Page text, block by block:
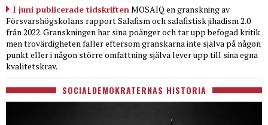
I juni publicerade tidskriften MOSAIQ en granskning av
Försvarshögskolans rapport Salafism och salafistisk jihadism 2.0
från 2022. Granskningen har sina poänger och tar upp befogad kritik
men trovärdigheten faller eftersom granskarna inte själva på någon
punkt eller i någon större omfattning själva lever upp till sina egna
kvalitetskrav.
SOCIALDEMOKRATERNAS HISTORIA